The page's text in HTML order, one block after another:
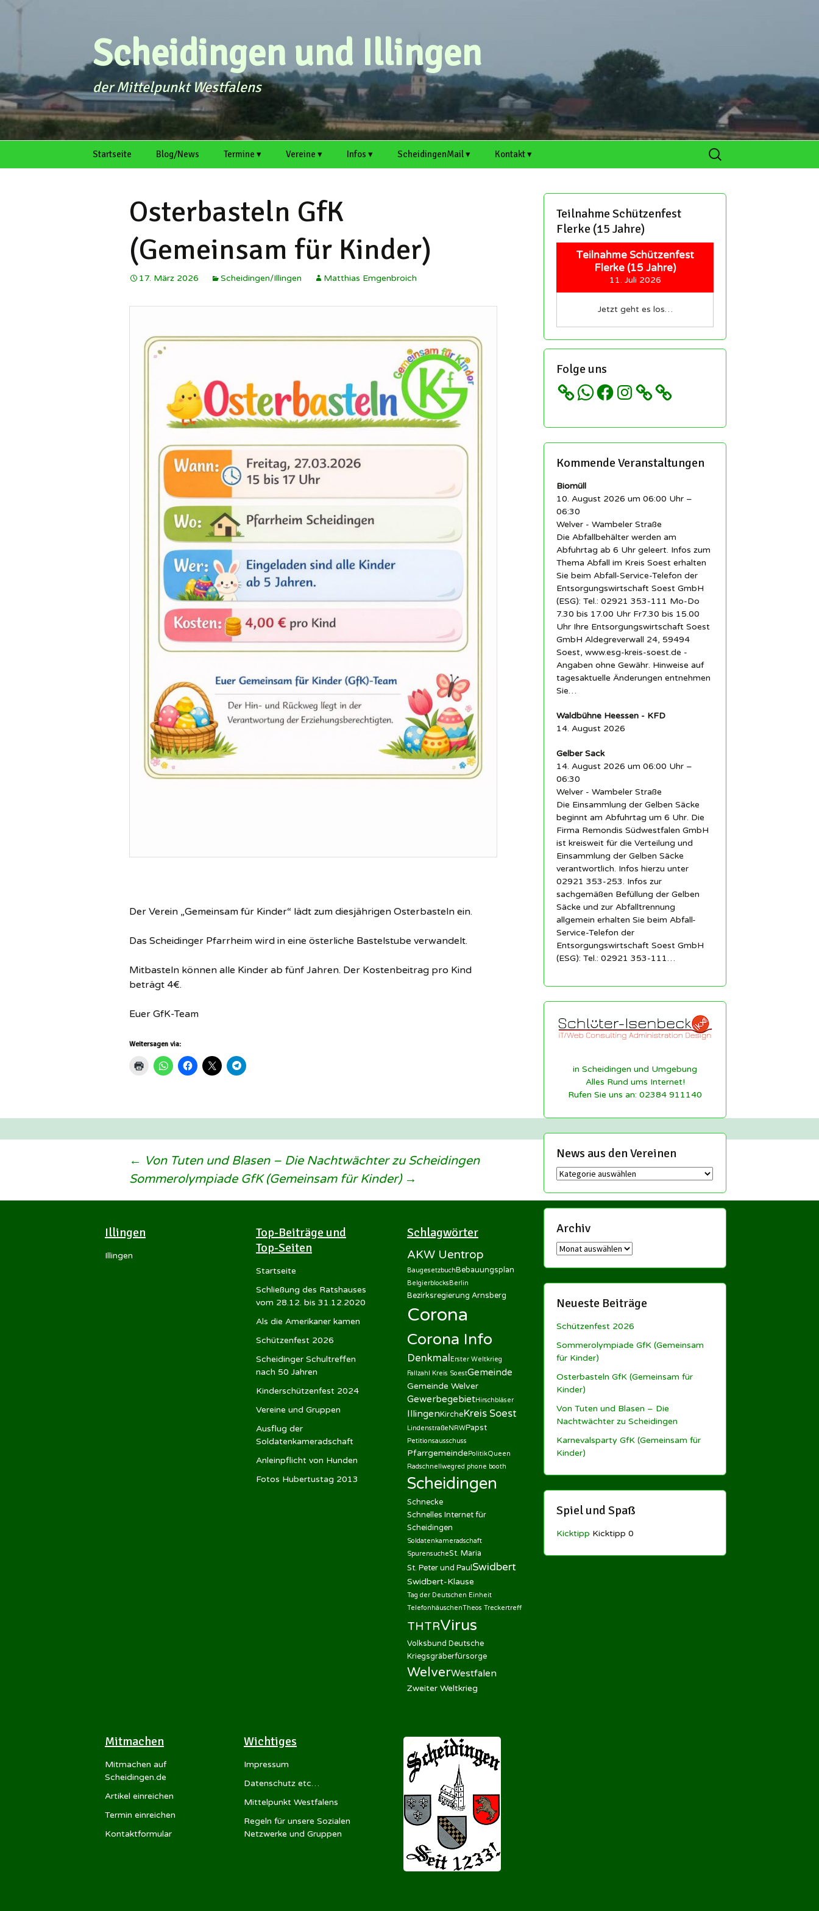
Zum
Scheidingen und Illingen
der Mittelpunkt Westfalens
Startseite Blog/News Termine ▾ Vereine ▾
Scheidinger
Kirmesverein e. V. ▸
Schützenbruderschaft
Scheidingen ▸
Schützenverein
Infos ▾
Mitschreiber und Hobby-
Redakteure sind immer
herzlich willkommen!
history.scheidingen
Scheidingen auf
Wikipedia
Illingen auf Wikipedia
ScheidingenMail ▾
Support
Kontakt ▾
Artikel einreichen
Termin einreichen
Regeln für unsere
Datenschutz etc…
Suchen
nach:
Osterbasteln GfK
(Gemeinsam für Kinder)
17. März 2026 Scheidingen/Illingen Matthias Emgenbroich
Der Verein „Gemeinsam für Kinder“ lädt zum diesjährigen Osterbasteln ein.
Das Scheidinger Pfarrheim wird in eine österliche Bastelstube verwandelt.
Mitbasteln können alle Kinder ab fünf Jahren. Der Kostenbeitrag pro Kind
beträgt 4€.
Euer GfK-Team
Weitersagen via:
Beitragsnavigation
← Von Tuten und Blasen – Die Nachtwächter zu Scheidingen
Sommerolympiade GfK (Gemeinsam für Kinder) →
Teilnahme Schützenfest
Flerke (15 Jahre)
Teilnahme Schützenfest
Flerke (15 Jahre)
11. Juli 2026
Jetzt geht es los…
Folge uns
WhatsApp
FacebookInstagram
Kommende Veranstaltungen
Biomüll
10. August 2026 um 06:00 Uhr –
06:30
Welver - Wambeler Straße
Die Abfallbehälter werden am
Abfuhrtag ab 6 Uhr geleert. Infos zum
Thema Abfall im Kreis Soest erhalten
Sie beim Abfall-Service-Telefon der
Entsorgungswirtschaft Soest GmbH
(ESG): Tel.: 02921 353-111 Mo-Do
7.30 bis 17.00 Uhr Fr7.30 bis 15.00
Uhr Ihre Entsorgungswirtschaft Soest
GmbH Aldegreverwall 24, 59494
Soest, www.esg-kreis-soest.de -
Angaben ohne Gewähr. Hinweise auf
tagesaktuelle Änderungen entnehmen
Sie…
Waldbühne Heessen - KFD
14. August 2026
Gelber Sack
14. August 2026 um 06:00 Uhr –
06:30
Welver - Wambeler Straße
Die Einsammlung der Gelben Säcke
beginnt am Abfuhrtag um 6 Uhr. Die
Firma Remondis Südwestfalen GmbH
ist kreisweit für die Verteilung und
Einsammlung der Gelben Säcke
verantwortlich. Infos hierzu unter
02921 353-253. Infos zur
sachgemäßen Befüllung der Gelben
Säcke und zur Abfalltrennung
allgemein erhalten Sie beim Abfall-
Service-Telefon der
Entsorgungswirtschaft Soest GmbH
(ESG): Tel.: 02921 353-111…
in Scheidingen und Umgebung
Alles Rund ums Internet!
Rufen Sie uns an: 02384 911140
News aus den Vereinen
News
den
Vereinen
Archiv
Archiv
Neueste Beiträge
Schützenfest 2026
Sommerolympiade GfK (Gemeinsam
für Kinder)
Osterbasteln GfK (Gemeinsam für
Kinder)
Von Tuten und Blasen – Die
Nachtwächter zu Scheidingen
Karnevalsparty GfK (Gemeinsam für
Kinder)
Spiel und Spaß
Kicktipp Kicktipp 0
Illingen
Illingen
Top-Beiträge und
Top-Seiten
Startseite
Schließung des Ratshauses
vom 28.12. bis 31.12.2020
Als die Amerikaner kamen
Schützenfest 2026
Scheidinger Schultreffen
nach 50 Jahren
Kinderschützenfest 2024
Vereine und Gruppen
Ausflug der
Soldatenkameradschaft
Anleinpflicht von Hunden
Fotos Hubertustag 2013
Schlagwörter
AKW Uentrop
BaugesetzbuchBebauungsplan
BelgierblocksBerlin
Bezirksregierung Arnsberg
Corona
Corona Info
DenkmalErster Weltkrieg
Fallzahl Kreis SoestGemeinde
Gemeinde Welver
GewerbegebietHirschbläser
IllingenKircheKreis Soest
LindenstraßeNRWPapst
Petitionsausschuss
PfarrgemeindePolitikQueen
Radschnellwegred phone booth
Scheidingen
Schnecke
Schnelles Internet für
Scheidingen
Soldatenkameradschaft
SpurensucheSt. Maria
St. Peter und PaulSwidbert
Swidbert-Klause
Tag der Deutschen Einheit
TelefonhäuschenTheos Treckertreff
THTRVirus
Volksbund Deutsche
Kriegsgräberfürsorge
WelverWestfalen
Zweiter Weltkrieg
Mitmachen
Mitmachen auf
Scheidingen.de
Artikel einreichen
Termin einreichen
Kontaktformular
Wichtiges
Impressum
Datenschutz etc…
Mittelpunkt Westfalens
Regeln für unsere Sozialen
Netzwerke und Gruppen